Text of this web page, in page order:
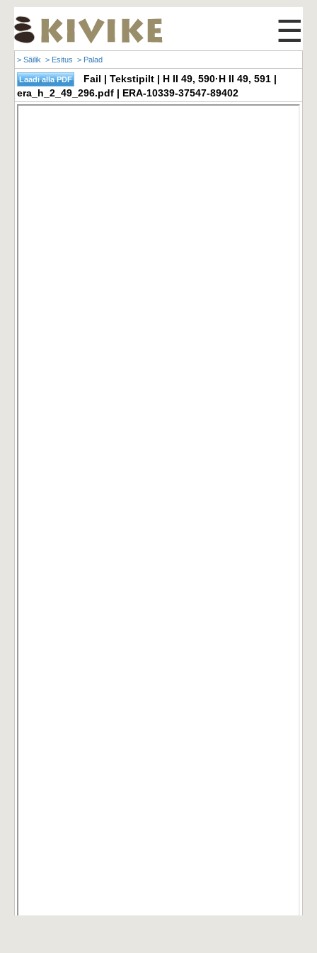
☰
> Säilik > Esitus > Palad
Fail | Tekstipilt | H II 49, 590·H II 49, 591 |
era_h_2_49_296.pdf | ERA-10339-37547-89402